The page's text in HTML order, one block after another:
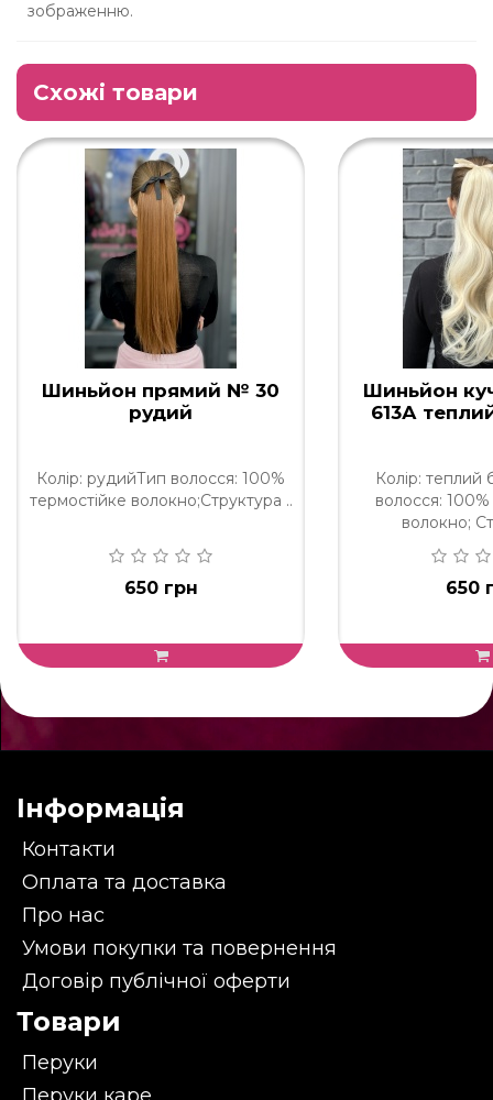
зображенню.
Схожі товари
Шиньйон прямий № 30
рудий
Колір: рудийТип волосся: 100%
термостійке волокно;Структура ..
650 грн
Шиньйон
613А
Колір:
волосся:
волокно;
650
Інформація
Контакти
Оплата та доставка
Про нас
Умови покупки та повернення
Договір публічної оферти
Товари
Перуки